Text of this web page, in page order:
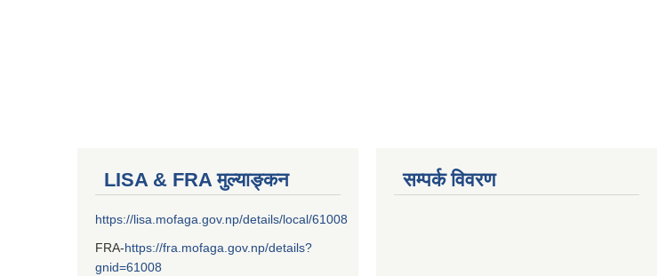
LISA & FRA मुल्याङ्कन
https://lisa.mofaga.gov.np/details/local/61008
FRA-https://fra.mofaga.gov.np/details?
gnid=61008
सम्पर्क विवरण